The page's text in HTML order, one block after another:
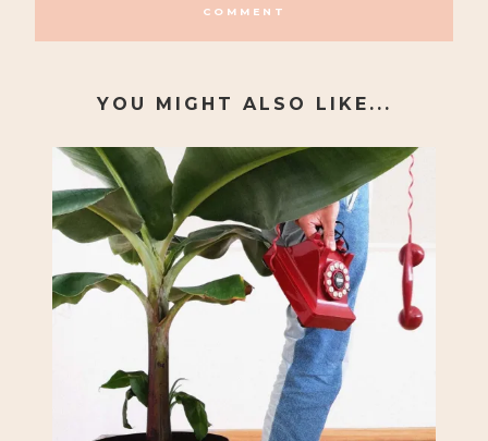
COMMENT
YOU MIGHT ALSO LIKE...